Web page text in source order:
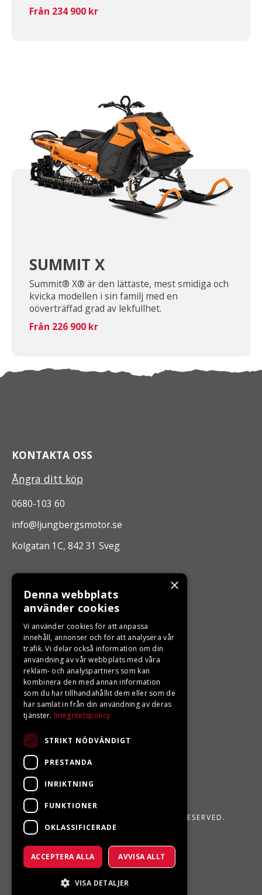
Från 234 900 kr
SUMMIT X
Summit® X® är den lättaste, mest smidiga och
kvicka modellen i sin familj med en
oöverträffad grad av lekfullhet.
Från 226 900 kr
KONTAKTA OSS
Ångra ditt köp
0680-103 60
info@ljungbergsmotor.se
Kolgatan 1C, 842 31 Sveg
ÖPPETTIDER
Måndag - Fredag 10.00 -17.00
LJUNGBERGS MOTOR
Din BRP återförsäljare i Sveg!
LJUNGBERGS MOTOR 2026. ALL RIGHTS RESERVED.
POWERED BY EMPORI CMS
×
Denna webbplats
använder cookies
Vi använder cookies för att anpassa
innehåll, annonser och för att analysera vår
trafik. Vi delar också information om din
användning av vår webbplats med våra
reklam- och analyspartners som kan
kombinera den med annan information
som du har tillhandahållit dem eller som de
har samlat in från din användning av deras
tjänster. Integritetspolicy
STRIKT NÖDVÄNDIGT
PRESTANDA
INRIKTNING
FUNKTIONER
OKLASSIFICERADE
ACCEPTERA ALLA AVVISA ALLT
VISA DETALJER